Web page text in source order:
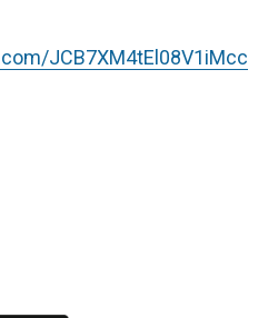
JCB7XM4tEl08V1iMcc